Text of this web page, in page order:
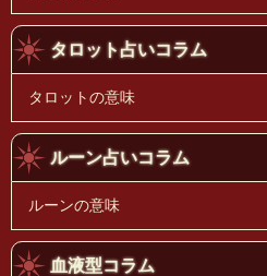
タロット占いコラム
タロットの意味
ルーン占いコラム
ルーンの意味
血液型コラム